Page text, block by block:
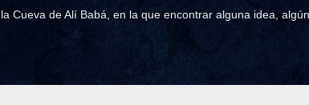
Cueva de Alí Babá, en la que encontrar alguna idea,